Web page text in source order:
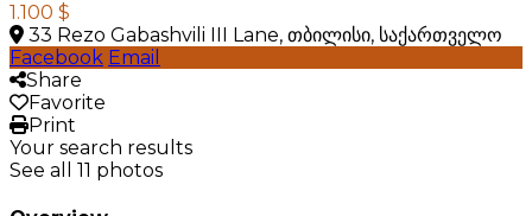
1.100 $
33 Rezo Gabashvili III Lane, თბილისი, საქართველო
Facebook Email
Share
Favorite
Print
Your search results
See all 11 photos